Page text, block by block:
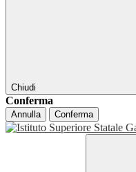
Chiudi
Conferma
Annulla Conferma